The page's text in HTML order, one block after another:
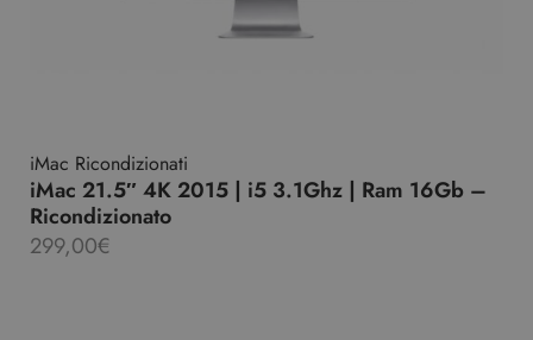
iMac Ricondizionati
iMac 21.5″ 4K 2015 | i5 3.1Ghz | Ram 16Gb –
Ricondizionato
299,00€